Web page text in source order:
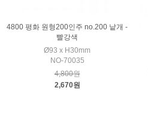
4800 평화 원형200인주 no.200 낱개 -
빨강색
Ø93 x H30mm
NO-70035
4,800원
2,670원